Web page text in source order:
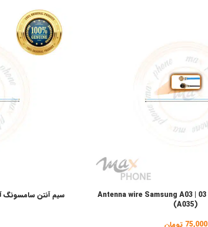
سیم آنتن سامسونگ آ 03 | Antenna wire Samsung A03
(A035)
75,000 تومان
انتخاب گزینه ها